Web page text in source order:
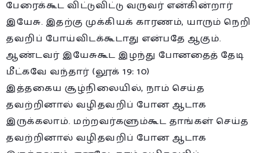
பேரைக்கூட விட்டுவிட்டு வருவர் என்கின்றார்
இயேசு. இதற்கு முக்கியக் காரணம், யாரும் நெறி
தவறிப் போய்விடக்கூடாது என்பதே ஆகும்.
ஆண்டவர் இயேசுகூட இழந்து போனதைத் தேடி
மீட்கவே வந்தார் (லூக் 19: 10)
இத்தகைய சூழ்நிலையில், நாம் செய்த
தவற்றினால் வழிதவறிப் போன ஆடாக
இருக்கலாம். மற்றவர்களும்கூட தாங்கள் செய்த
தவற்றினால் வழிதவறிப் போன ஆடாக